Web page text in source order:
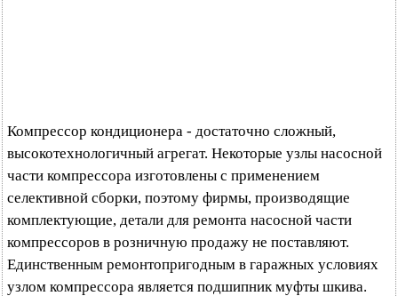
Компрессор кондиционера - достаточно сложный,
высокотехнологичный агрегат. Некоторые узлы насосной
части компрессора изготовлены с применением
селективной сборки, поэтому фирмы, производящие
комплектующие, детали для ремонта насосной части
компрессоров в розничную продажу не поставляют.
Единственным ремонтопригодным в гаражных условиях
узлом компрессора является подшипник муфты шкива.